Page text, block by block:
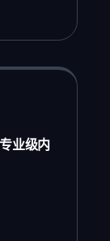
业级内